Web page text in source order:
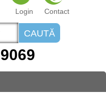
Login Contact